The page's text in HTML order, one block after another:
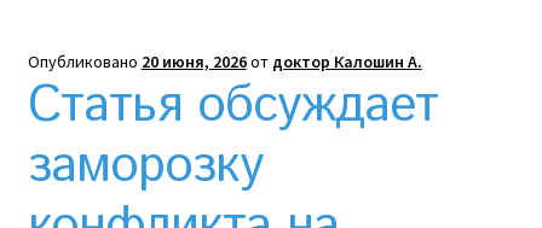
Корзина
Мой аккаунт
Необычный союз NAnews и Nikk.Agency
Опубликовано 20 июня, 2026от доктор Калошин А.
Статья обсуждает
заморозку